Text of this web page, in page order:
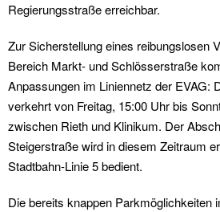
Regierungsstraße erreichbar.
Zur Sicherstellung eines reibungslosen
Bereich Markt- und Schlösserstraße
Anpassungen im Liniennetz der EVAG:
verkehrt von Freitag, 15:00 Uhr bis
zwischen Rieth und Klinikum. Der
Steigerstraße wird in diesem Zeitraum
Stadtbahn-Linie 5 bedient.
Die bereits knappen Parkmöglichkeiten